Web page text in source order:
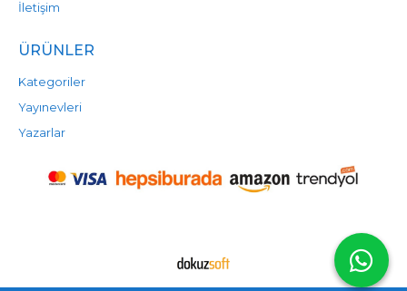
İletişim
ÜRÜNLER
Kategoriler
Yayınevleri
Yazarlar